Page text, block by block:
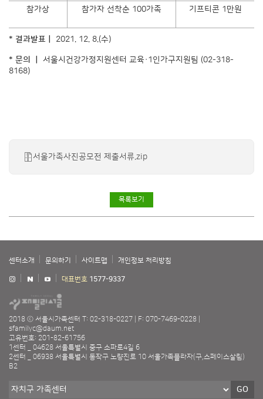
참가상 참가자 선착순 100가족 기프티콘 1만원
* 결과발표｜ ​ 2021. 12. 8.(수)
* 문의 ｜ 서울시건강가정지원센터 교육·1인가구지원팀 (02-318-
8168)
서울가족사진공모전 제출서류.zip
목록보기
센터소개 문의하기 사이트맵 개인정보 처리방침
대표번호 1577-9337
2018 ⓒ 서울시가족센터 T: 02-318-0227
F: 070-7469-0228
sfamilyc@daum.net
고유번호: 201-82-61756
1센터 _ 04628 서울특별시 중구 소파로4길 6
2센터 _ 06938 서울특별시 동작구 노량진로 10 서울가족플라자(구,스페이스살림)
B2
GO